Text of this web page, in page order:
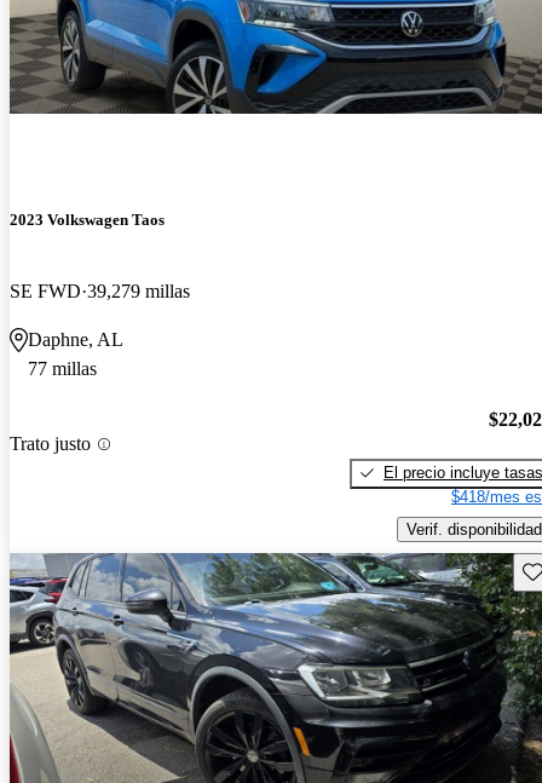
2023 Volkswagen Taos
SE FWD 39,279 millas
Daphne, AL
77 millas
Trato justo
El precio incluye tasas
$418/mes
Verif. disponibilidad